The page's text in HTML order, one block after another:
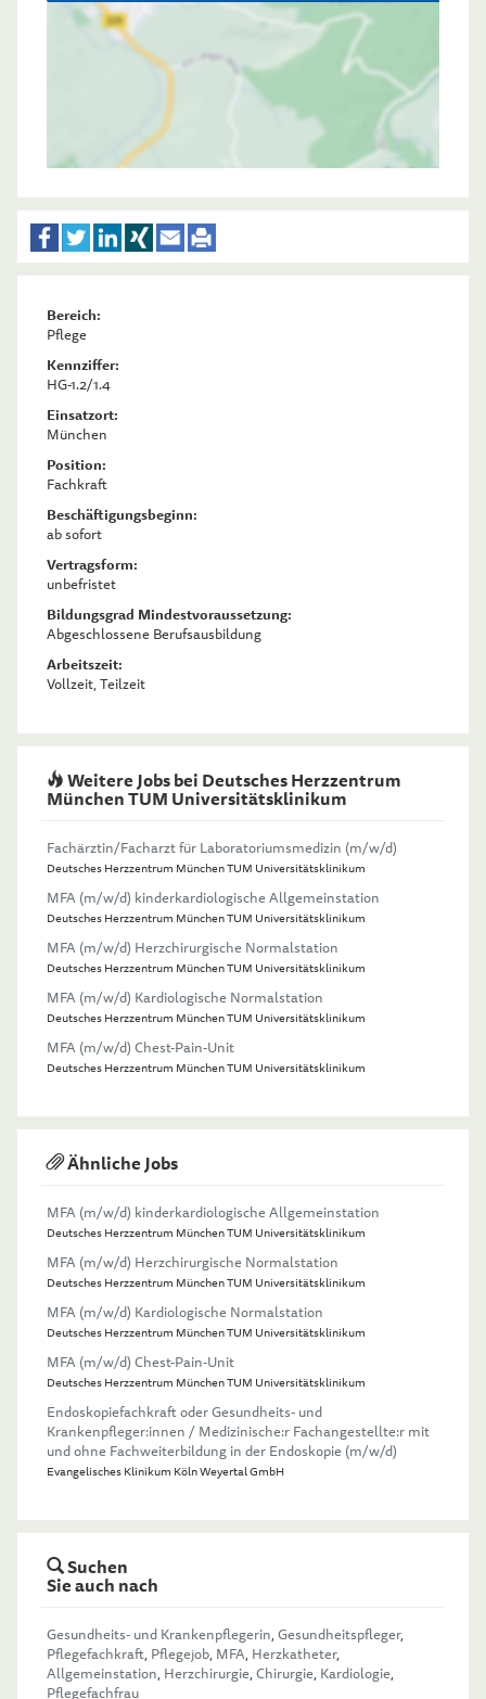
Bereich:
Pflege
Kennziffer:
HG-1.2/1.4
Einsatzort:
München
Position:
Fachkraft
Beschäftigungsbeginn:
ab sofort
Vertragsform:
unbefristet
Bildungsgrad Mindestvoraussetzung:
Abgeschlossene Berufsausbildung
Arbeitszeit:
Vollzeit, Teilzeit
Weitere Jobs bei Deutsches Herzzentrum
München TUM Universitätsklinikum
Fachärztin/Facharzt für Laboratoriumsmedizin (m/w/d)
Deutsches Herzzentrum München TUM Universitätsklinikum
MFA (m/w/d) kinderkardiologische Allgemeinstation
Deutsches Herzzentrum München TUM Universitätsklinikum
MFA (m/w/d) Herzchirurgische Normalstation
Deutsches Herzzentrum München TUM Universitätsklinikum
MFA (m/w/d) Kardiologische Normalstation
Deutsches Herzzentrum München TUM Universitätsklinikum
MFA (m/w/d) Chest-Pain-Unit
Deutsches Herzzentrum München TUM Universitätsklinikum
Ähnliche Jobs
MFA (m/w/d) kinderkardiologische Allgemeinstation
Deutsches Herzzentrum München TUM Universitätsklinikum
MFA (m/w/d) Herzchirurgische Normalstation
Deutsches Herzzentrum München TUM Universitätsklinikum
MFA (m/w/d) Kardiologische Normalstation
Deutsches Herzzentrum München TUM Universitätsklinikum
MFA (m/w/d) Chest-Pain-Unit
Deutsches Herzzentrum München TUM Universitätsklinikum
Endoskopiefachkraft oder Gesundheits- und
Krankenpfleger:innen / Medizinische:r Fachangestellte:r mit
und ohne Fachweiterbildung in der Endoskopie (m/w/d)
Evangelisches Klinikum Köln Weyertal GmbH
Suchen
Sie auch nach
Gesundheits- und Krankenpflegerin,Gesundheitspfleger,
Pflegefachkraft, Pflegejob, MFA, Herzkatheter,
Allgemeinstation, Herzchirurgie,Chirurgie, Kardiologie,
Pflegefachfrau